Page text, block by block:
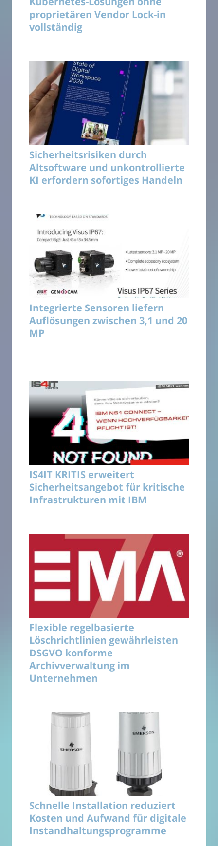
proprietären Vendor Lock-in
vollständig
Sicherheitsrisiken durch
Altsoftware und unkontrollierte
KI erfordern sofortiges Handeln
Integrierte Sensoren liefern
Auflösungen zwischen 3,1 und 20
MP
IS4IT KRITIS erweitert
Sicherheitsangebot für kritische
Infrastrukturen mit IBM
Flexible regelbasierte
Löschrichtlinien gewährleisten
DSGVO konforme
Archivverwaltung im
Unternehmen
Schnelle Installation reduziert
Kosten und Aufwand für digitale
Instandhaltungsprogramme